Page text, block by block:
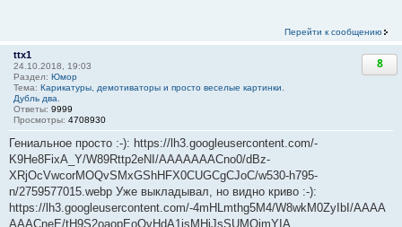
Перейти к сообщению
ttx1
24.10.2018, 19:03
Раздел: Юмор
Тема: Карикатуры, демотиваторы и просто веселые картинки.
Дубль два.
Ответы: 9999
Просмотры: 4708930
8
Гениальное просто :-): https://lh3.googleusercontent.com/-
K9He8FixA_Y/W89Rttp2eNI/AAAAAAACno0/dBz-
XRjOcVwcorMOQvSMxGShHFX0CUGCgCJoC/w530-h795-
n/2759577015.webp Уже выкладывал, но видно криво :-):
https://lh3.googleusercontent.com/-4mHLmthg5M4/W8wkM0ZyIbI/AAAA
AAACneE/tH9S2oaopEoOvHdA1jsMHjJsSUMOjmYIA...